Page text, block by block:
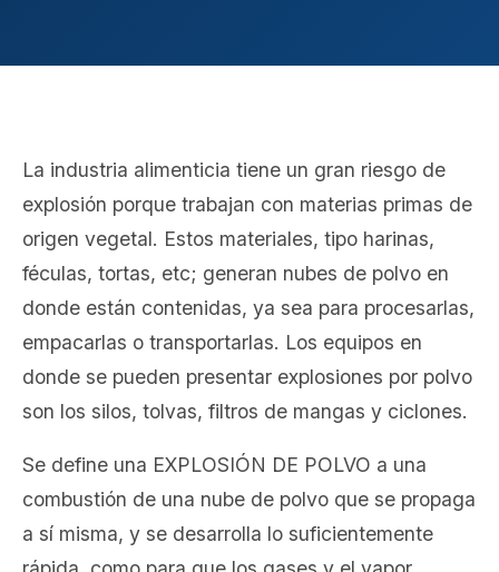
La industria alimenticia tiene un gran riesgo de
explosión porque trabajan con materias primas de
origen vegetal. Estos materiales, tipo harinas,
féculas, tortas, etc; generan nubes de polvo en
donde están contenidas, ya sea para procesarlas,
empacarlas o transportarlas. Los equipos en
donde se pueden presentar explosiones por polvo
son los silos, tolvas, filtros de mangas y ciclones.
Se define una EXPLOSIÓN DE POLVO a una
combustión de una nube de polvo que se propaga
a sí misma, y se desarrolla lo suficientemente